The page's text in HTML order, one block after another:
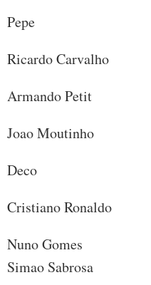
Pepe
Ricardo Carvalho
Armando Petit
Joao Moutinho
Deco
Cristiano Ronaldo
Nuno Gomes
Simao Sabrosa